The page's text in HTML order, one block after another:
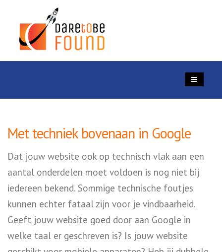
Met techniek bovenaan in Google
Dat jouw website ook op technisch vlak aan een
aantal onderdelen moet voldoen is nog niet bij
iedereen bekend. Sommige technische foutjes
kunnen echter fataal zijn voor je vindbaarheid.
Geeft jouw website goed door aan Google in
welke taal er geschreven is? Is jouw website